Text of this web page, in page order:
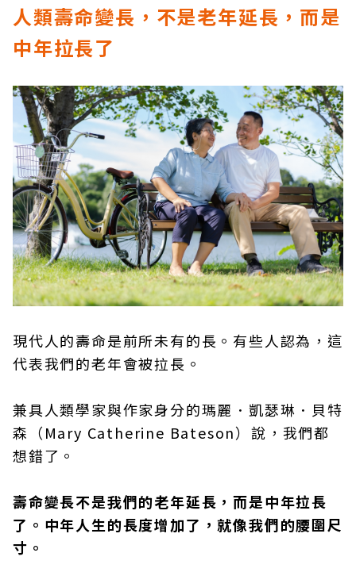
人類壽命變長，不是老年延長，而是
中年拉長了
現代人的壽命是前所未有的長。有些人認為，這
代表我們的老年會被拉長。
兼具人類學家與作家身分的瑪麗．凱瑟琳．貝特
森（Mary Catherine Bateson）說，我們都
想錯了。
壽命變長不是我們的老年延長，而是中年拉長
了。中年人生的長度增加了，就像我們的腰圍尺
寸。